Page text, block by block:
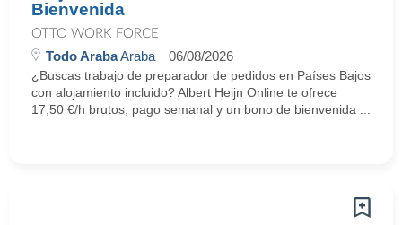
Bienvenida
OTTO WORK FORCE
Todo ArabaAraba 06/08/2026
¿Buscas trabajo de preparador de pedidos en Países Bajos
con alojamiento incluido? Albert Heijn Online te ofrece
17,50 €/h brutos, pago semanal y un bono de bienvenida ...